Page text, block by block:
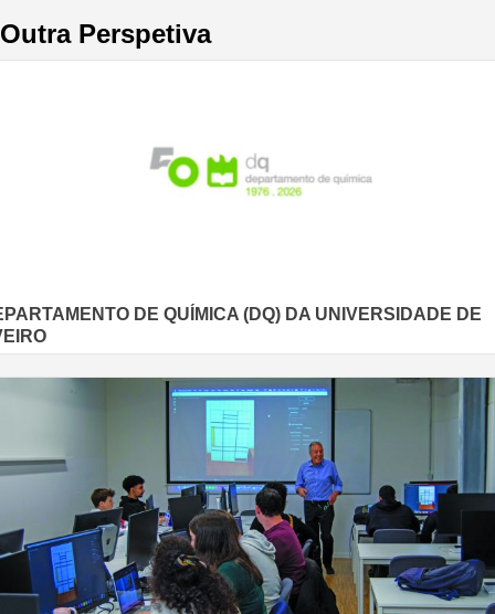
Outra Perspetiva
DE QUÍMICA (DQ) DA UNIVERSIDADE DE